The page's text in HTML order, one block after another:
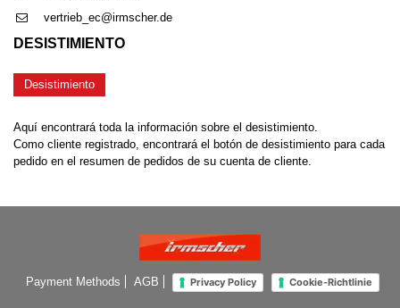
vertrieb_ec@irmscher.de
DESISTIMIENTO
Desistimiento
Aquí encontrará toda la información sobre el desistimiento.
Como cliente registrado, encontrará el botón de desistimiento para cada
pedido en el resumen de pedidos de su cuenta de cliente.
Payment Methods AGB Privacy Policy Cookie-Richtlinie